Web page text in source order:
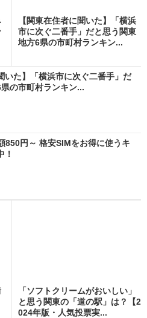
【関東在住者に聞いた】「横浜
市に次ぐ二番手」だと思う関東
地方6県の市町村ランキン...
いた】「横浜市に次ぐ二番手」だ
の市町村ランキン...
850円～ 格安SIMをお得に使うキ
！
「ソフトクリームがおいしい」
と思う関東の「道の駅」は？【2
024年版・人気投票実...